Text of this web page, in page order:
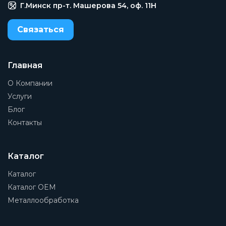
Г.Минск пр-т. Машерова 54, оф. 11H
Связаться
Главная
О Компании
Услуги
Блог
Контакты
Каталог
Каталог
Каталог OEM
Металлообработка